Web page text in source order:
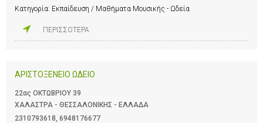
Κατηγορία: Εκπαίδευση / Μαθήματα Μουσικής - Ωδεία
ΠΕΡΙΣΣΟΤΕΡΑ
ΑΡΙΣΤΟΞΕΝΕΙΟ ΩΔΕΙΟ
22ας ΟΚΤΩΒΡΙΟΥ 39
ΧΑΛΑΣΤΡΑ - ΘΕΣΣΑΛΟΝΙΚΗΣ - ΕΛΛΑΔΑ
2310793618 6948176677